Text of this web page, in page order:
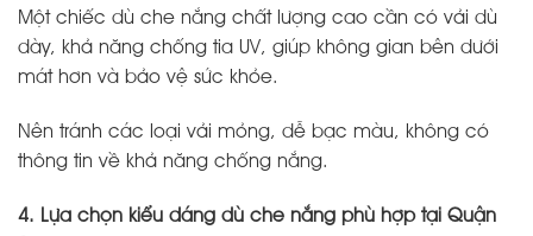
Một chiếc dù che nắng chất lượng cao cần có vải dù
dày, khả năng chống tia UV, giúp không gian bên dưới
mát hơn và bảo vệ sức khỏe.
Nên tránh các loại vải mỏng, dễ bạc màu, không có
thông tin về khả năng chống nắng.
4. Lựa chọn kiểu dáng dù che nắng phù hợp tại Quận